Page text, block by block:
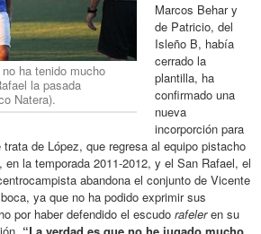
ha tenido mucho
la pasada
Natera).
Marcos Behar y
de Patricio, del
Isleño B, había
cerrado la
plantilla, ha
confirmado una
nueva
incorporción para
de López, que regresa al equipo pistacho
la temporada 2011-2012, y el San Rafael, el
abandona el conjunto de Vicente
ya que no ha podido exprimir sus
por haber defendido el escudo rafeleren su